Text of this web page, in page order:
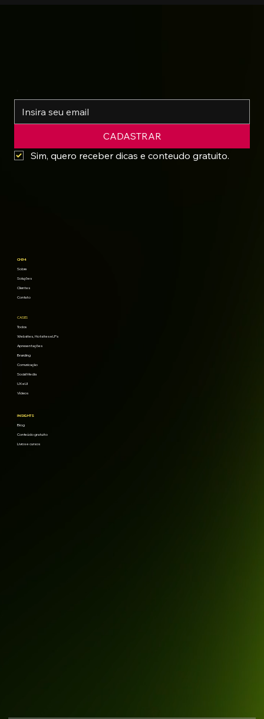
CADASTRAR
Sim, quero receber dicas e conteudo gratuito.
CH34
Sobre
Soluções
Clientes
Contato
CASES
Todos
Websites, Hotsites e LPs
Apresentações
Branding
Comunicação
Social Media
UX e UI
Vídeos
INSIGHTS
Blog
Conteúdo gratuito
Livros e cursos